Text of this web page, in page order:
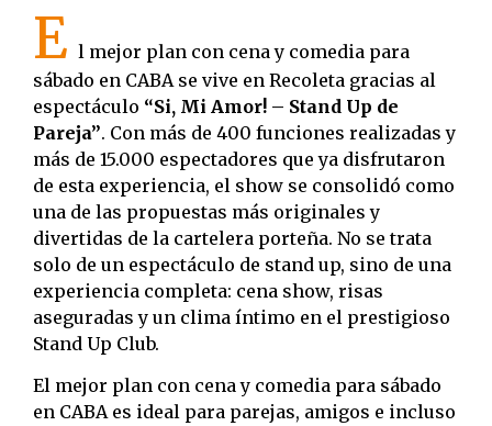
E l mejor plan con cena y comedia para
sábado en CABA se vive en Recoleta gracias al
espectáculo “Si, Mi Amor! – Stand Up de
Pareja”. Con más de 400 funciones realizadas y
más de 15.000 espectadores que ya disfrutaron
de esta experiencia, el show se consolidó como
una de las propuestas más originales y
divertidas de la cartelera porteña. No se trata
solo de un espectáculo de stand up, sino de una
experiencia completa: cena show, risas
aseguradas y un clima íntimo en el prestigioso
Stand Up Club.
El mejor plan con cena y comedia para sábado
en CABA es ideal para parejas, amigos e incluso